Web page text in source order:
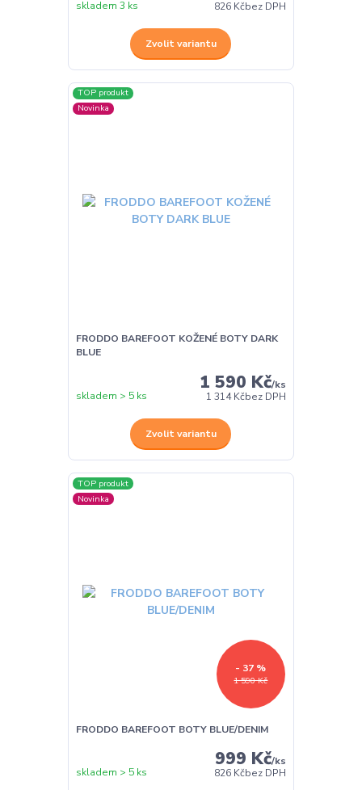
826 Kčbez DPH
skladem 3 ks
Zvolit variantu
TOP produkt
Novinka
FRODDO BAREFOOT KOŽENÉ BOTY DARK
BLUE
1 590 Kč/ks
1 314 Kčbez DPH
skladem > 5 ks
Zvolit variantu
TOP produkt
Novinka
1 590 Kč
- 37 %
FRODDO BAREFOOT BOTY BLUE/DENIM
999 Kč/ks
826 Kčbez DPH
skladem > 5 ks